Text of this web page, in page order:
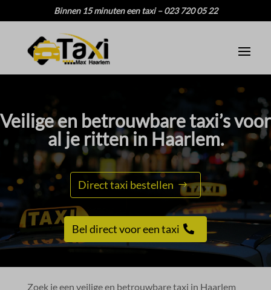
Binnen 15 minuten een taxi – 023 720 05 22
Veilige en betrouwbare taxi’s voor
al je ritten in Haarlem.​
Direct taxi bestellen
Bel direct voor een taxi
Zoek je een veilige en betrouwbare taxi in Haarlem